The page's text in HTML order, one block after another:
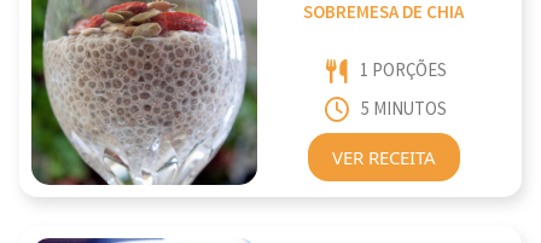
SOBREMESA DE CHIA
1 PORÇÕES
5 MINUTOS
VER RECEITA